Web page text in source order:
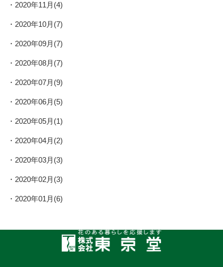
2020年11月(4)
2020年10月(7)
2020年09月(7)
2020年08月(7)
2020年07月(9)
2020年06月(5)
2020年05月(1)
2020年04月(2)
2020年03月(3)
2020年02月(3)
2020年01月(6)